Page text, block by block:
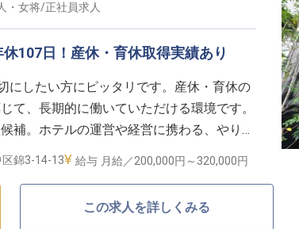
】
活かせるフィールドをご用意しています。
の成長を追求できる環境です。安定した基
ョナルとして、さらなるキャリアアップを
・女将/正社員求人
107日！産休・育休取得実績あり
にしたい方にピッタリです。産休・育休の
て、長期的に働いていただける環境です。
補。ホテルの運営や経営に携わる、やりが
セルイン栄駅前」は、地下鉄東山線・栄駅
錦3-14-13 給与 月給／200,000円～ 320,000円
この求人を詳しくみる